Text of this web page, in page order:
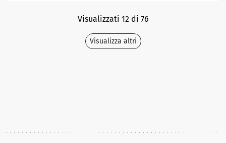
Visualizzati 12 di 76
Visualizza altri